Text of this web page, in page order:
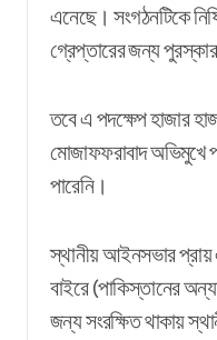
এনেছে। সংগঠনটিকে
গ্রেপ্তারের জন্য
তবে এ পদক্ষেপ হাজার
মোজাফফরাবাদ অভিমুখে
পারেনি।
স্থানীয় আইনসভার
বাইরে (পাকিস্তানের
জন্য সংরক্ষিত থাকায়